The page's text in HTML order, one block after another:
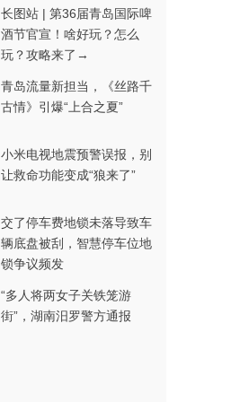
长图站 | 第36届青岛国际啤
酒节官宣！啥好玩？怎么
玩？攻略来了→
青岛流量新担当，《丝路千
古情》引爆“上合之夏”
小米电视地震预警误报，别
让救命功能变成“狼来了”
交了停车费地锁未落导致车
辆底盘被刮，智慧停车位地
锁争议频发
“多人将两女子关铁笼游
街”，湖南汨罗警方通报